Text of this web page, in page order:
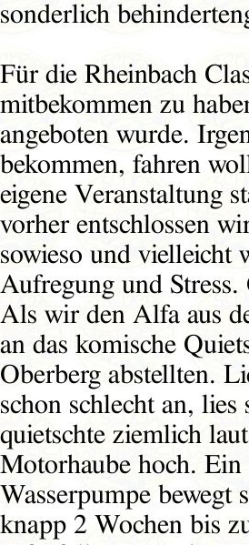
sonderlich
Für die Rheinbach
mitbekommen zu
angeboten wurde.
bekommen, fahren
eigene Veranstaltung
vorher entschlossen
sowieso und vielleicht
Aufregung und Stress.
Als wir den Alfa aus
an das komische
Oberberg abstellten.
schon schlecht an,
quietschte ziemlich
Motorhaube hoch.
Wasserpumpe
knapp 2 Wochen bis